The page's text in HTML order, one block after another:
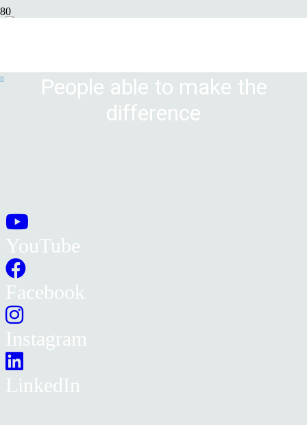
People able to make the
difference
YouTube
Facebook
Instagram
LinkedIn